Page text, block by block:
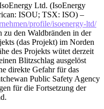
Ltd. (IsoEnergy
ISOU; TSX: ISO) –
profile/isoenergy-ltd/
den Waldbränden in der
(das Projekt) im Norden
des Projekts wütet derzeit
Blitzschlag ausgelöst
direkte Gefahr für das
Public Safety Agency
für die Fortsetzung der